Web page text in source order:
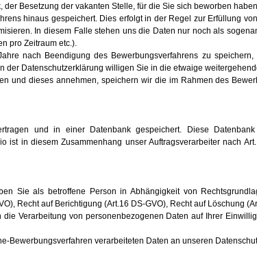
Besetzung der vakanten Stelle, für die Sie sich beworben
hinaus gespeichert. Dies erfolgt in der Regel zur Erfüllung
In diesem Falle stehen uns die Daten nur noch als
pro Zeitraum etc.).
nach Beendigung des Bewerbungsverfahrens zu
Datenschutzerklärung willigen Sie in die etwaige
und dieses annehmen, speichern wir die im Rahmen des
und in einer Datenbank gespeichert. Diese
ist in diesem Zusammenhang unser Auftragsverarbeiter nach
Sie als betroffene Person in Abhängigkeit von
Recht auf Berichtigung (Art.16 DS-GVO), Recht auf Löschung
Verarbeitung von personenbezogenen Daten auf Ihrer
verarbeiteten Daten an unseren